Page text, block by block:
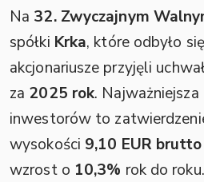
Na 32. Zwyczajnym
spółki Krka, które odbyło się
akcjonariusze przyjęli
za 2025 rok.
inwestorów to
wysokości 9,10 EUR
wzrost o 10,3% rok do roku.